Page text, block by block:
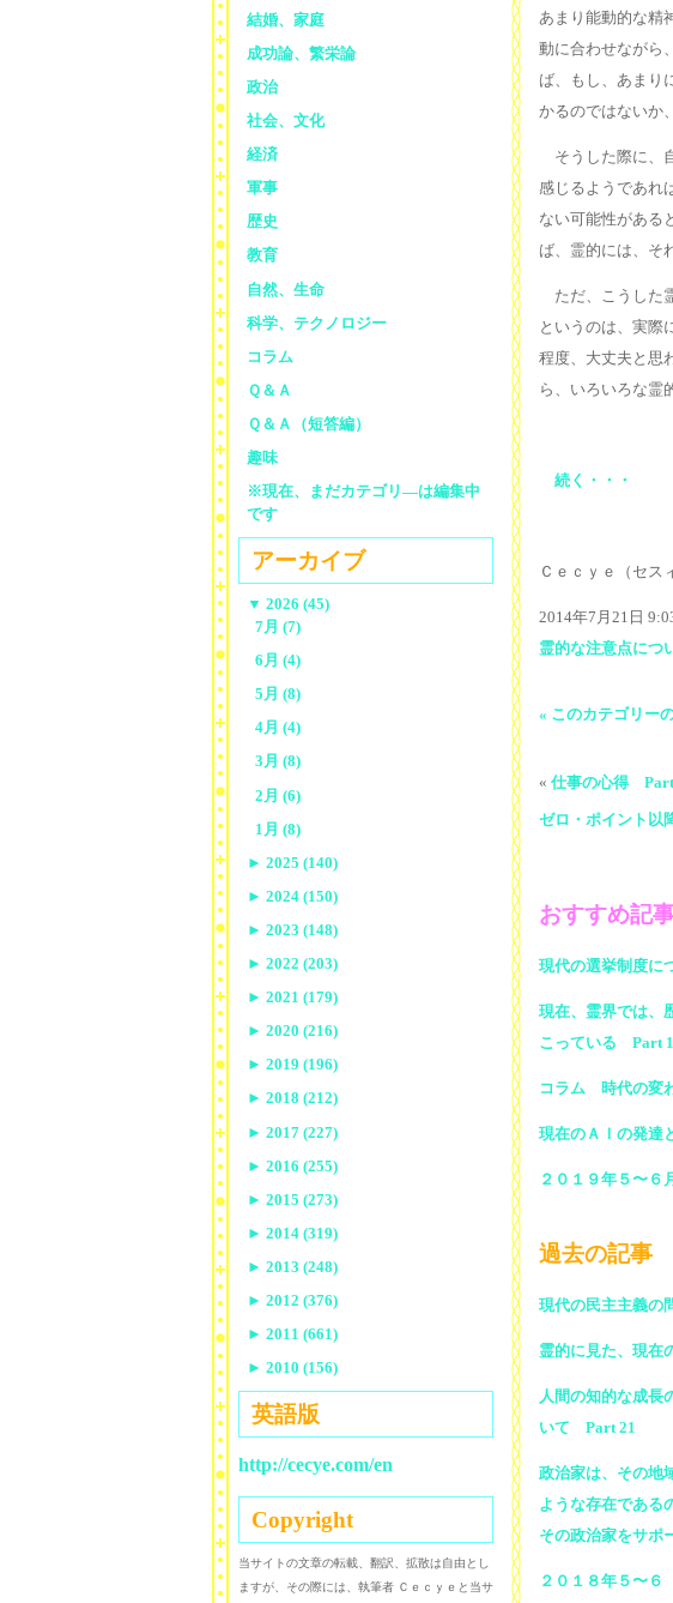
あまり能動的な精
動に合わせながら
ば、もし、あまり
かるのではないか
そうした際に、
感じるようであれ
ない可能性がある
ば、霊的には、そ
ただ、こうした
というのは、実際
程度、大丈夫と思
ら、いろいろな霊
続く・・・
Ｃｅｃｙｅ（セス
2014年7月21日
霊的な注意点につ
« このカテゴリー
« 仕事の心得
ゼロ・ポイント以
おすすめ記
現代の選挙制度
現在、霊界では、
こっている Part 1
コラム 時代の変
現在のＡＩの発達
２０１９年５〜
過去の記事
現代の民主主義の
霊的に見た、現在
人間の知的な成長
いて Part 21
政治家は、その地
ような存在である
その政治家をサポ
２０１８年５〜
結婚、家庭
成功論、繁栄論
政治
社会、文化
経済
軍事
歴史
教育
自然、生命
科学、テクノロジー
コラム
Ｑ＆Ａ
Ｑ＆Ａ（短答編）
趣味
※現在、まだカテゴリ—は編集中
です
アーカイブ
▼ 2026 (45)
7月 (7)
6月 (4)
5月 (8)
4月 (4)
3月 (8)
2月 (6)
1月 (8)
► 2025 (140)
► 2024 (150)
► 2023 (148)
► 2022 (203)
► 2021 (179)
► 2020 (216)
► 2019 (196)
► 2018 (212)
► 2017 (227)
► 2016 (255)
► 2015 (273)
► 2014 (319)
► 2013 (248)
► 2012 (376)
► 2011 (661)
► 2010 (156)
英語版
http://cecye.com/en
Copyright
当サイトの文章の転載、翻訳、拡散は自由とし
ますが、その際には、執筆者 Ｃｅｃｙｅと当サ